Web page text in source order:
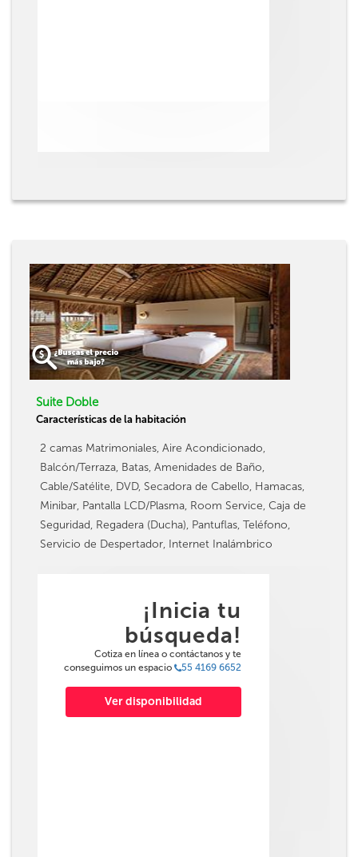
Suite Doble
Características de la habitación
2 camas Matrimoniales, Aire Acondicionado,
Balcón/Terraza, Batas, Amenidades de Baño,
Cable/Satélite, DVD, Secadora de Cabello, Hamacas,
Minibar, Pantalla LCD/Plasma, Room Service, Caja de
Seguridad, Regadera (Ducha), Pantuflas, Teléfono,
Servicio de Despertador, Internet Inalámbrico
¡Inicia tu
búsqueda!
Cotiza en línea o contáctanos y te
conseguimos un espacio
55 4169 6652
Ver disponibilidad